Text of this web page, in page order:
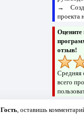
→
проекта
Оцените
отзыв!
Средняя
всего
Гость, оставишь